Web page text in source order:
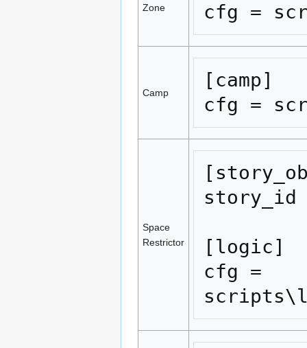
Zone
cfg =
Camp
[camp]
cfg =
Space
Restrictor
story_id
[logic]
cfg =